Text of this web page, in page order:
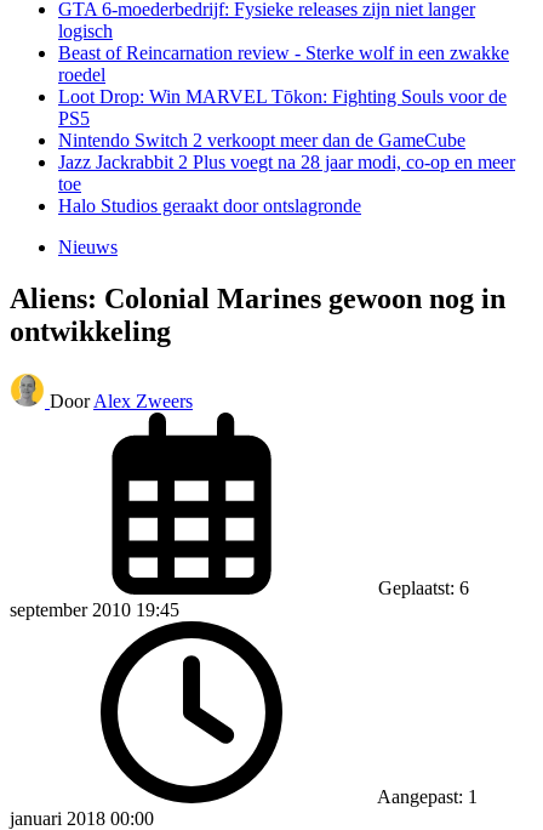
GTA 6-moederbedrijf: Fysieke releases zijn niet langer
logisch
Beast of Reincarnation review - Sterke wolf in een zwakke
roedel
Loot Drop: Win MARVEL Tōkon: Fighting Souls voor de
PS5
Nintendo Switch 2 verkoopt meer dan de GameCube
Jazz Jackrabbit 2 Plus voegt na 28 jaar modi, co-op en meer
toe
Halo Studios geraakt door ontslagronde
Nieuws
Aliens: Colonial Marines gewoon nog in
ontwikkeling
Door Alex Zweers
Geplaatst: 6
september 2010 19:45
Aangepast: 1
januari 2018 00:00